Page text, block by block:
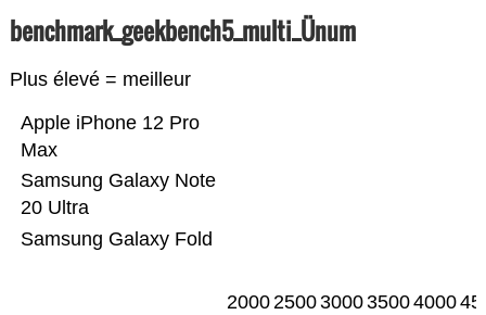
benchmark_geekbench5_multi_Ünum
Plus élevé = meilleur
Samsung Galaxy Fold
Samsung Galaxy Note
20 Ultra
Apple iPhone 12 Pro
Max
20002500300035004000